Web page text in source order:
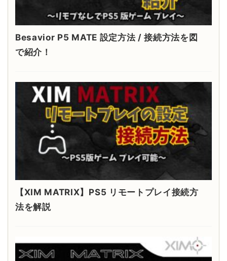
Besavior P5 MATE 設定方法 / 接続方法を図
で紹介！
【XIM MATRIX】PS5 リモートプレイ接続方
法を解説